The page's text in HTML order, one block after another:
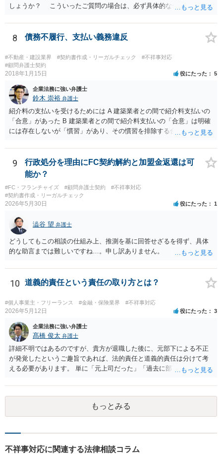
請求もせず、「詐欺」として、警察に被害届を出す事は可能でしょう
上がります。 警察に相談されてもよい事案だとは思います。
しょうか？ こういったご質問の場合は、必ず具体的な合意書案をも
には、ご質問のような懸念を払しょくするために、 「甲及び乙は，本
示談書に記載するもののほか，甲と乙の間には何らの債権債務が存し
ないことを相互に確認する。」 という清算条項を入れることが一般的
です。 以上に加え、「本件については，当事者協議の結果，上記示
談条件のとおり示談が成立したので，今後本件の上記示談内容に関し
てはどんな事情が生じても双方共裁判上又は裁判外においても一切異
議，請求の申立をしないことを誓約する。」という条項を入れること
がありますが、この条項は一つのプレッシャーのようなもので、現実
には今後一切裁判を起こす権利を放棄する、という合意はできません
し、予測できない後発的損害については示談後であっても請求できる
ので、上記の清算条項のみの場合がほとんどです。
8 債務不履行、支払い義務違反
#不動産・建設業界 #契約書作成・リーガルチェック
#不祥事対応
#顧問弁護士契約
2018年1月15日 役にたった 5
企業法務に強い弁護士
鈴木 崇裕 弁護士
紹介料の支払いを受けるためには A 建築業者との間で紹介料支払いの
「合意」があった B 建築業者との間で紹介料支払いの「合意」は明確
には存在しないが「慣習」があり、その慣習を排除する合意がない と
っとも、裁判所は「慣習」を容易には認めませんから、Aの主張に重き
をおくほうがよろしいと思います。 Aの主張で重要になるのは、例え
ば ・相手方建築業者が「当初払う」と言っていた事実、経緯、内容 ・
貴社が相手方建築業者に対して紹介料支払いを求めた事実 、経緯、内
容 ・相手方建築業者が過去に紹介料を支払った事実 ・相手方建築業者
が施主に対して紹介料支払いを前提とする言動をしていたかどうか な
関係を説明して見通しを立て、相手方建築業者に対する請求を行なっ
ていくことになると思います。
9
行政処分を理由にFC契約解約と加盟金返還は可
能か？
#FC・フランチャイズ #顧問弁護士契約
#不祥事対応
#契約書作成・リーガルチェック
2026年5月30日 役にたった 1
澁谷 望 弁護士
どうしてもこの相談の仕組み上、推測を基に回答せざるを得ず、具体
的な助言までは難しいですね…。申し訳ありません。
10 道義的責任という責任の取り方とは？
#個人事業主・フリーランス #金融・保険業界 #不祥事対応
2026年5月12日 役にたった 3
企業法務に強い弁護士
髙橋 俊太 弁護士
詳細不明ではあるのですが、貴方が退職した後に、元部下による不正
が発覚したというご趣旨であれば、法的責任と道義的責任は分けて考
える必要があります。 単に「元上司だった」「過去に部下だった」と
りません。会社が貴方に損害賠償請求をするには、在職中の管理監督
義務違反、引継ぎの不備、不正の兆候を知りながら放置したことな
ど、具体的な義務違反と損害との因果関係を主張・立証する必要があ
ります。なお、在職中から会計処理や現金管理の不自然さを認識して
能性はあるでしょう。 対応としては、まず会社から何を求められてい
もっとみる
不祥事対応に関連する法律相談コラム